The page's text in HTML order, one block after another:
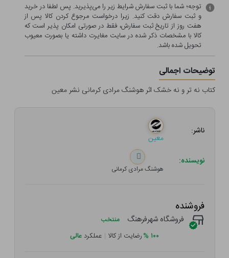
توجه؛ شما با ثبت سفارش شرایط زیر را می‌پذیرید. پس لطفا در خرید
و ثبت سفارش دقت کنید. زیرا درخواست مرجوع کردن کالا پس از
هفت روز از تاریخ ثبت سفارش، فقط در صورتی امکان پذیر است که
کالا با مشخصات ذکر شده در سایت مغایرت داشته یا بصورت معيوب
تحویل شده باشد.
توضیحات اجمالی
کتاب نه تر و نه خشک اثر هوشنگ مرادی کرمانی نشر معین
ناشر:
معین
نویسنده:
هوشنگ مرادی کرمانی
فروشنده
فروشگاه شهرفرهنگ منتخب
۱۰۰ %رضایت از کالا | عملکرد عالی